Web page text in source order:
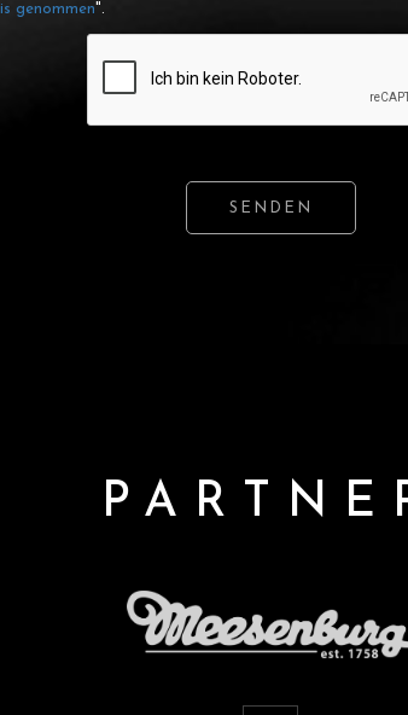
genommen".
SENDEN